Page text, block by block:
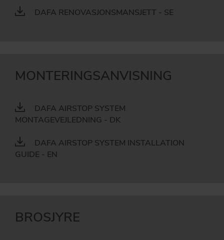
DAFA RENOVASJONSMANSJETT - SE
MONTERINGSANVISNING
DAFA AIRSTOP SYSTEM
MONTAGEVEJLEDNING - DK
DAFA AIRSTOP SYSTEM INSTALLATION
GUIDE - EN
BROSJYRE